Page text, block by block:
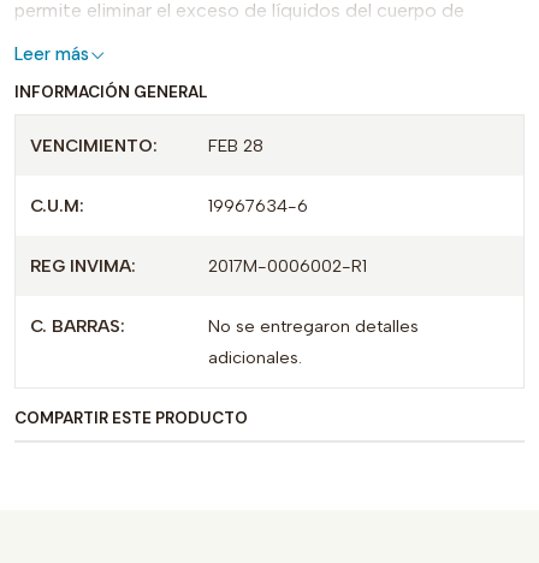
permite eliminar el exceso de líquidos del cuerpo de
manera eficiente.
Este producto se distingue por su presentación en
Cada frasco contiene 300 tabletas, lo que garantiza un
respaldo de REG INVIMA 2017M-0006002-R1 y CUM-
Optimizada para el cuidado de la salud, la FUROSEMIDA
40 MG se convierte en una opción ideal para quienes
necesite controlar la presión arterial o reducir la
Leer más
INFORMACIÓN GENERAL
VENCIMIENTO: FEB 28
C.U.M: 19967634-6
REG INVIMA: 2017M-0006002-R1
C. BARRAS:
No se entregaron detalles
adicionales.
COMPARTIR ESTE PRODUCTO